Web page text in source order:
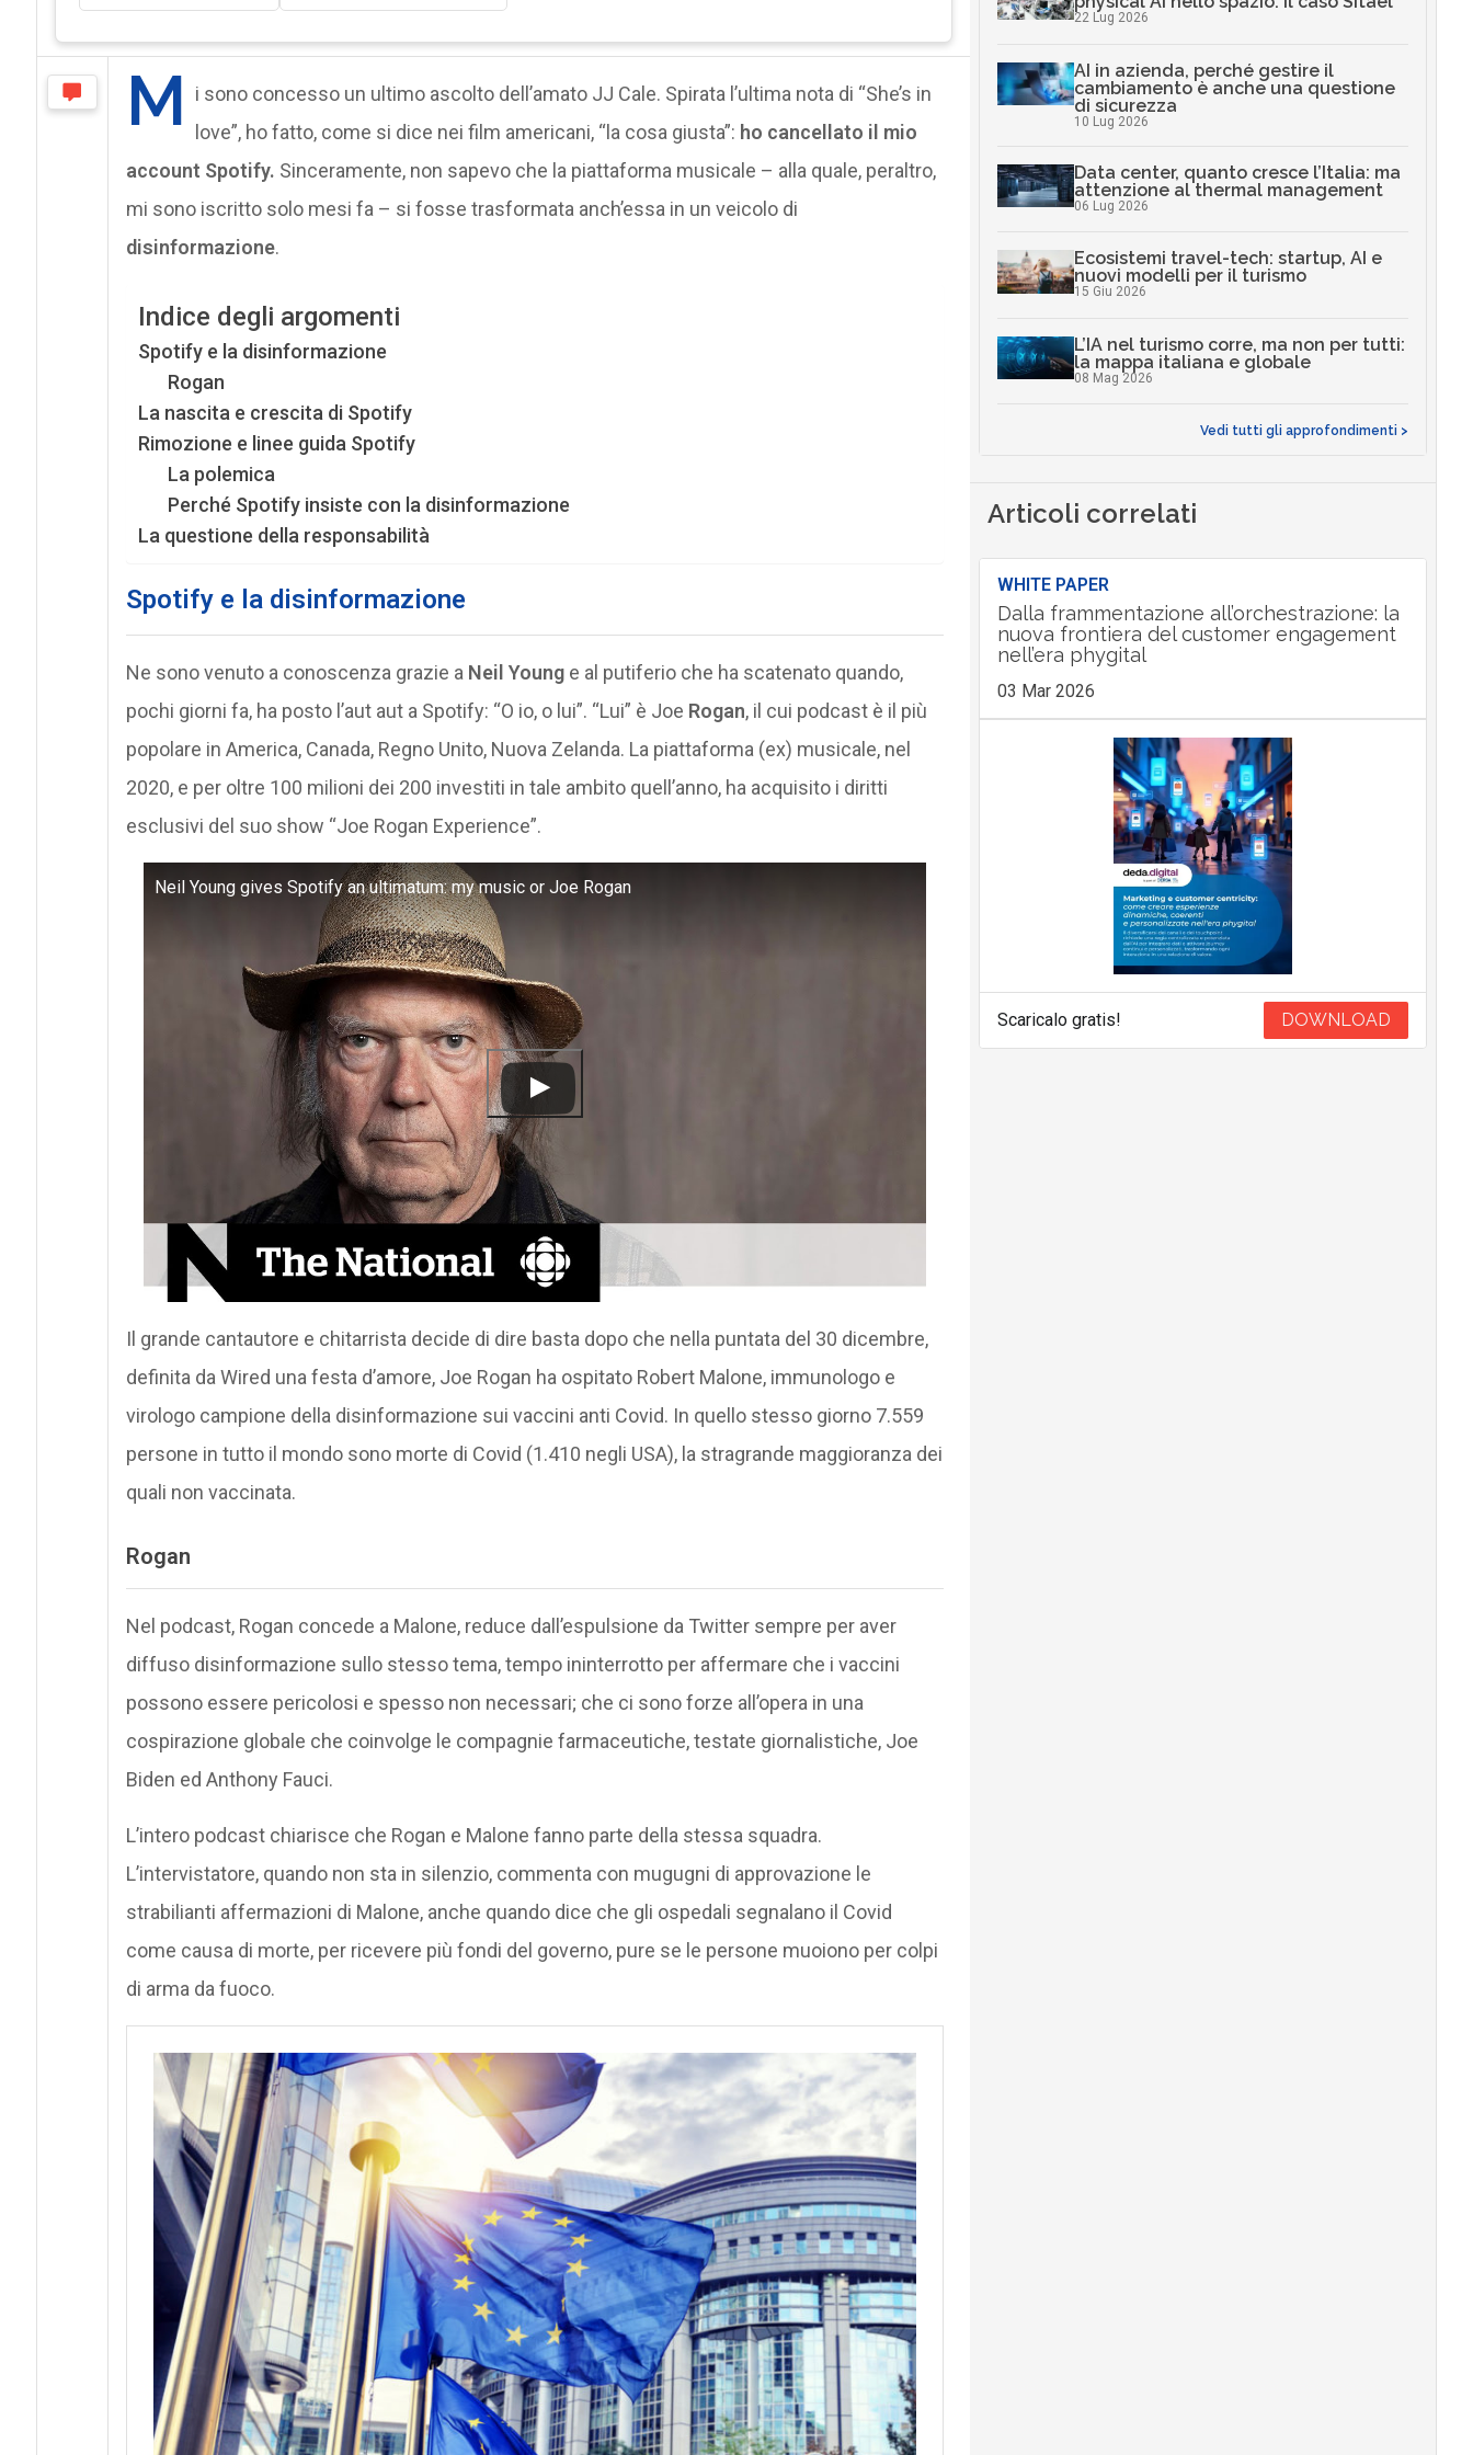
M
i sono concesso un ultimo ascolto dell’amato JJ Cale. Spirata l’ultima nota di “She’s in
love”, ho fatto, come si dice nei film americani, “la cosa giusta”: ho cancellato il mio
account Spotify. Sinceramente, non sapevo che la piattaforma musicale – alla quale, peraltro,
mi sono iscritto solo mesi fa – si fosse trasformata anch’essa in un veicolo di
disinformazione.
Indice degli argomenti
Spotify e la disinformazione
Rogan
La nascita e crescita di Spotify
Rimozione e linee guida Spotify
La polemica
Perché Spotify insiste con la disinformazione
La questione della responsabilità
Spotify e la disinformazione
Ne sono venuto a conoscenza grazie a Neil Younge al putiferio che ha scatenato quando,
pochi giorni fa, ha posto l’aut aut a Spotify: “O io, o lui”. “Lui” è Joe Rogan, il cui podcast è il più
popolare in America, Canada, Regno Unito, Nuova Zelanda. La piattaforma (ex) musicale, nel
2020, e per oltre 100 milioni dei 200 investiti in tale ambito quell’anno, ha acquisito i diritti
esclusivi del suo show “Joe Rogan Experience”.
Neil Young gives Spotify an ultimatum: my music or Joe Rogan
Il grande cantautore e chitarrista decide di dire basta dopo che nella puntata del 30 dicembre,
definita da Wired una festa d’amore, Joe Rogan ha ospitato Robert Malone, immunologo e
virologo campione della disinformazione sui vaccini anti Covid. In quello stesso giorno 7.559
persone in tutto il mondo sono morte di Covid (1.410 negli USA), la stragrande maggioranza dei
quali non vaccinata.
Rogan
Nel podcast, Rogan concede a Malone, reduce dall’espulsione da Twitter sempre per aver
diffuso disinformazione sullo stesso tema, tempo ininterrotto per affermare che i vaccini
possono essere pericolosi e spesso non necessari; che ci sono forze all’opera in una
cospirazione globale che coinvolge le compagnie farmaceutiche, testate giornalistiche, Joe
Biden ed Anthony Fauci.
L’intero podcast chiarisce che Rogan e Malone fanno parte della stessa squadra.
L’intervistatore, quando non sta in silenzio, commenta con mugugni di approvazione le
strabilianti affermazioni di Malone, anche quando dice che gli ospedali segnalano il Covid
come causa di morte, per ricevere più fondi del governo, pure se le persone muoiono per colpi
di arma da fuoco.
22 Lug 2026
AI in azienda, perché gestire il
cambiamento è anche una questione
di sicurezza
10 Lug 2026
Data center, quanto cresce l’Italia: ma
attenzione al thermal management
06 Lug 2026
Ecosistemi travel-tech: startup, AI e
nuovi modelli per il turismo
15 Giu 2026
L’IA nel turismo corre, ma non per tutti:
la mappa italiana e globale
08 Mag 2026
Vedi tutti gli approfondimenti >
Articoli correlati
WHITE PAPER
Dalla frammentazione all’orchestrazione: la
nuova frontiera del customer engagement
nell’era phygital
03 Mar 2026
Scaricalo gratis! DOWNLOAD